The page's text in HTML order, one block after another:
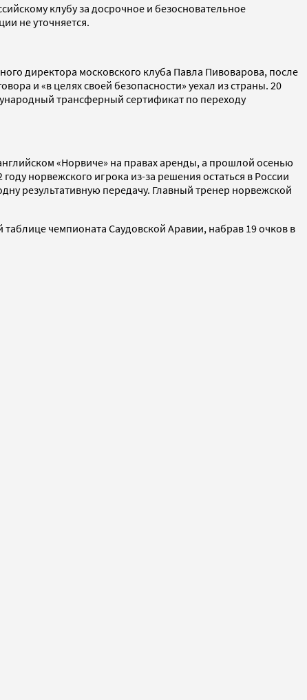
клубу за досрочное и безосновательное
не уточняется.
директора московского клуба Павла Пивоварова, после
и «в целях своей безопасности» уехал из страны. 20
трансферный сертификат по переходу
«Норвиче» на правах аренды, а прошлой осенью
норвежского игрока из-за решения остаться в России
результативную передачу. Главный тренер норвежской
чемпионата Саудовской Аравии, набрав 19 очков в